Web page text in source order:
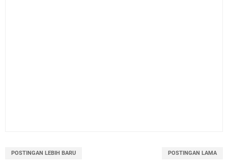
POSTINGAN LEBIH BARU POSTINGAN LAMA